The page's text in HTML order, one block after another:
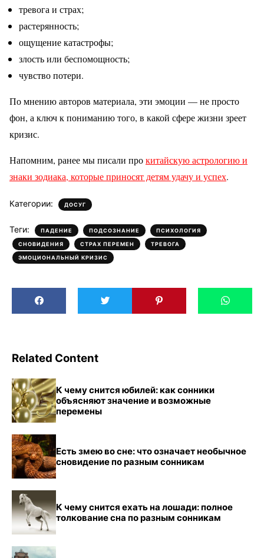
тревога и страх;
растерянность;
ощущение катастрофы;
злость или беспомощность;
чувство потери.
По мнению авторов материала, эти эмоции — не просто
фон, а ключ к пониманию того, в какой сфере жизни зреет
кризис.
Напомним, ранее мы писали прокитайскую астрологию и
знаки зодиака, которые приносят детям удачу и успех.
Категории: ДОСУГ
Теги: ПАДЕНИЕ , ПОДСОЗНАНИЕ , ПСИХОЛОГИЯ ,
СНОВИДЕНИЯ , СТРАХ ПЕРЕМЕН , ТРЕВОГА ,
ЭМОЦИОНАЛЬНЫЙ КРИЗИС
Related Content
К чему снится юбилей: как сонники
объясняют значение и возможные
перемены
Есть змею во сне: что означает необычное
сновидение по разным сонникам
К чему снится ехать на лошади: полное
толкование сна по разным сонникам